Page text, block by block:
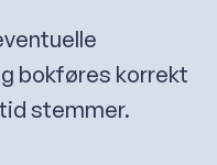
bokføres korrekt
stemmer.